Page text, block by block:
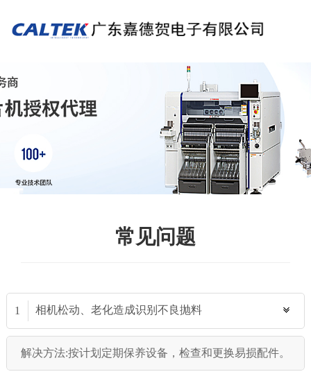
常见问题
1 相机松动、老化造成识别不良抛料
解决方法:按计划定期保养设备，检查和更换易损配件。